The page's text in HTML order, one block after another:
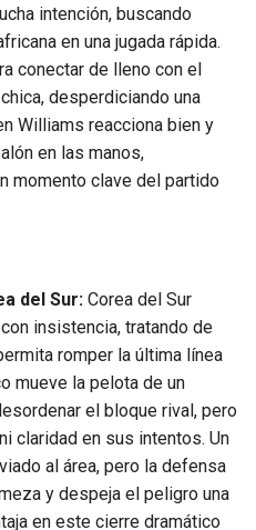
intención, buscando
en una jugada rápida.
conectar de lleno con el
desperdiciando una
Williams reacciona bien y
en las manos,
momento clave del partido
del Sur: Corea del Sur
insistencia, tratando de
romper la última línea
mueve la pelota de un
el bloque rival, pero
claridad en sus intentos. Un
al área, pero la defensa
y despeja el peligro una
en este cierre dramático